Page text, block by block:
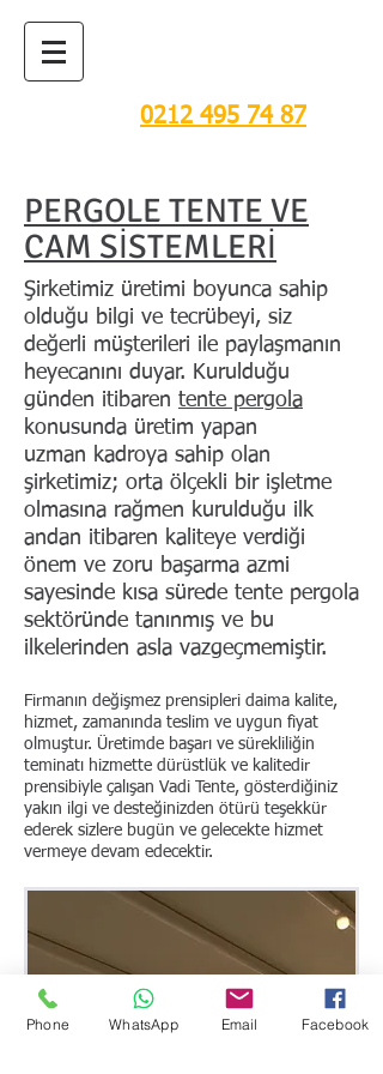
0212 495 74 87
Şirketimiz üretimi boyunca sahip
olduğu bilgi ve tecrübeyi, siz
değerli müşterileri ile paylaşmanın
heyecanını duyar. Kurulduğu
günden itibaren tente pergola
konusunda üretim yapan
uzman kadroya sahip olan
şirketimiz; orta ölçekli bir işletme
olmasına rağmen kurulduğu ilk
andan itibaren kaliteye verdiği
önem ve zoru başarma azmi
sayesinde kısa sürede tente pergola
sektöründe tanınmış ve bu
ilkelerinden asla vazgeçmemiştir.
Firmanın değişmez prensipleri daima kalite,
hizmet, zamanında teslim ve uygun fiyat
olmuştur. Üretimde başarı ve sürekliliğin
teminatı hizmette dürüstlük ve kalitedir
prensibiyle çalışan Vadi Tente, gösterdiğiniz
yakın ilgi ve desteğinizden ötürü teşekkür
ederek sizlere bugün ve gelecekte hizmet
vermeye devam edecektir.
PERGOLE TENTE VE
CAM SİSTEMLERİ
Phone WhatsApp Email Facebook